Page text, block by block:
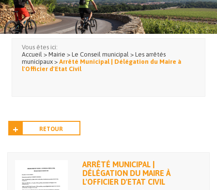
Vous êtes ici:
Accueil > Mairie > Le Conseil municipal > Les arrêtés
municipaux > Arrêté Municipal | Délégation du Maire à
l'Officier d'Etat Civil
RETOUR
ARRÊTÉ MUNICIPAL |
DÉLÉGATION DU MAIRE À
L'OFFICIER D'ETAT CIVIL